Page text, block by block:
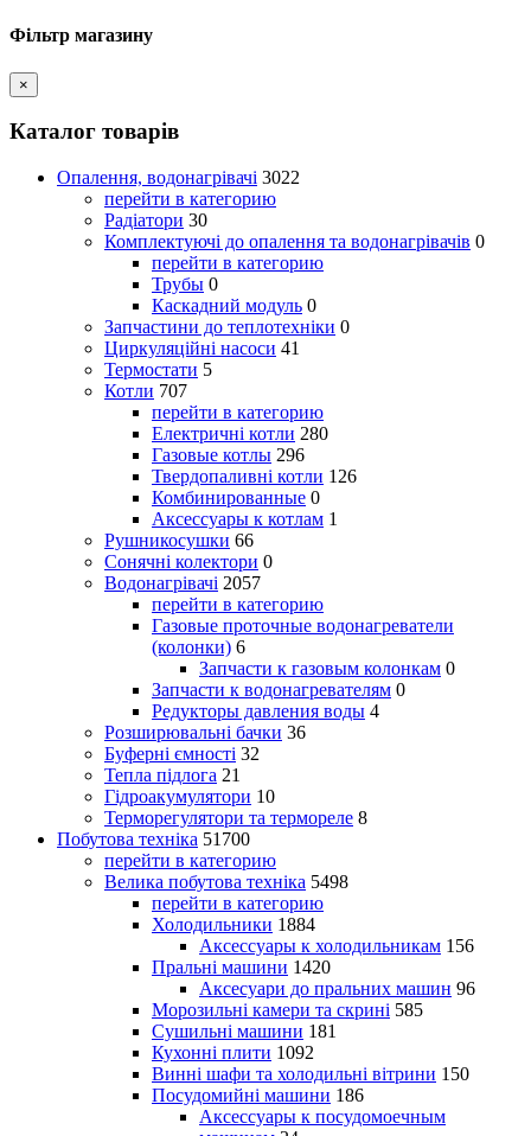
Фільтр магазину
×
Каталог товарів
Опалення, водонагрівачі 3022
перейти в категорию
Радіатори 30
Комплектуючі до опалення та водонагрівачів 0
перейти в категорию
Трубы 0
Каскадний модуль 0
Запчастини до теплотехніки 0
Циркуляційні насоси 41
Термостати 5
Котли 707
перейти в категорию
Електричні котли 280
Газовые котлы 296
Твердопаливні котли 126
Комбинированные 0
Аксессуары к котлам 1
Рушникосушки 66
Сонячні колектори 0
Водонагрівачі 2057
перейти в категорию
Газовые проточные водонагреватели
(колонки) 6
Запчасти к газовым колонкам 0
Запчасти к водонагревателям 0
Редукторы давления воды 4
Розширювальні бачки 36
Буферні ємності 32
Тепла підлога 21
Гідроакумулятори 10
Терморегулятори та термореле 8
Побутова техніка 51700
перейти в категорию
Велика побутова техніка 5498
перейти в категорию
Холодильники 1884
Аксессуары к холодильникам 156
Пральні машини 1420
Аксесуари до пральних машин 96
Морозильні камери та скрині 585
Сушильні машини 181
Кухонні плити 1092
Винні шафи та холодильні вітрини 150
Посудомийні машини 186
Аксессуары к посудомоечным